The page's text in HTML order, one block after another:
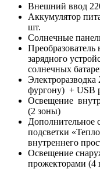
Внешний ввод
Аккумулятор
шт.
Солнечные
зарядного
солнечных
Электроразводка
фургону) + USB
Освещение
(2 зоны)
Дополнительное
подсветки
внутреннего
Освещение
прожекторами (4